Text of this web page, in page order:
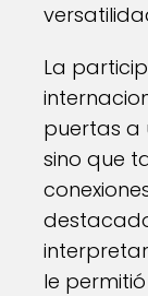
La
puertas a
sino que
le